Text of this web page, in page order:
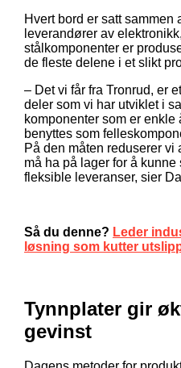
Hvert bord er satt sammen
leverandører av
stålkomponenter er
de fleste delene i et slikt
– Det vi får fra Tronrud, er
deler som vi har utviklet i
komponenter som er enkle
benyttes som
På den måten reduserer vi
må ha på lager for å kunne
fleksible leveranser, sier
Så du denne? Leder
løsning som kutter
Tynnplater gir
gevinst